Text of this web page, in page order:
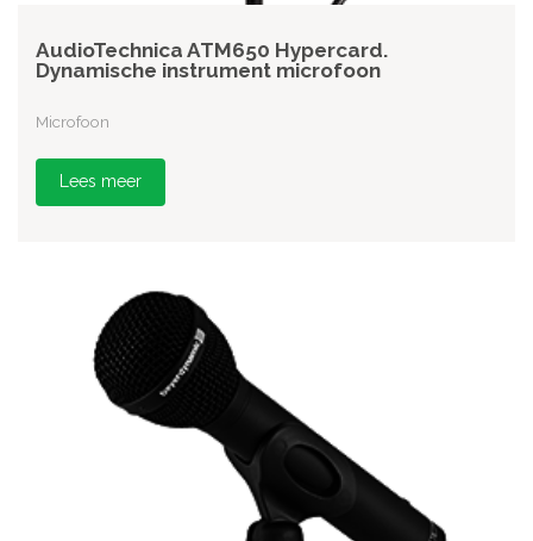
AudioTechnica ATM650 Hypercard.
Dynamische instrument microfoon
Microfoon
Lees meer